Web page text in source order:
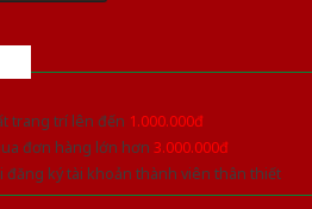
trang trí lên đến 1.000.000đ
đơn hàng lớn hơn 3.000.000đ
đăng ký tài khoản thành viên thân thiết